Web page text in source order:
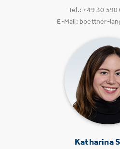
Tel.: +49 30 590
E-Mail: boettner-
Katharina